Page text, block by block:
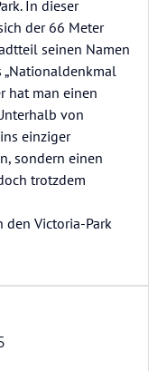
In dieser
der 66 Meter
seinen Namen
„Nationaldenkmal
hat man einen
von
einziger
sondern einen
trotzdem
den Victoria-Park